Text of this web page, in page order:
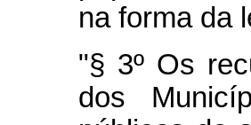
na forma da
"§ 3º Os
dos